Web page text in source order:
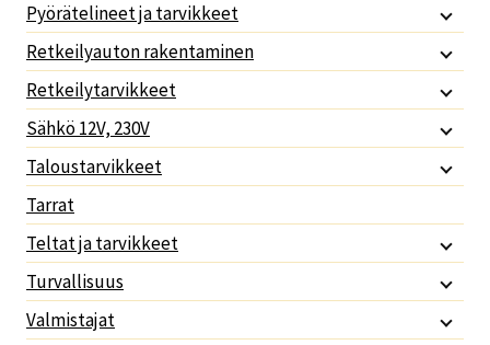
Pyörätelineet ja tarvikkeet
Retkeilyauton rakentaminen
Retkeilytarvikkeet
Sähkö 12V, 230V
Taloustarvikkeet
Tarrat
Teltat ja tarvikkeet
Turvallisuus
Valmistajat